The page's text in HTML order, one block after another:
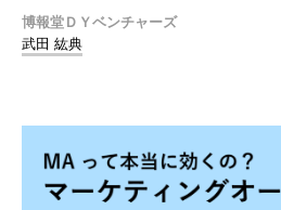
博報堂ＤＹベンチャーズ
武田 紘典